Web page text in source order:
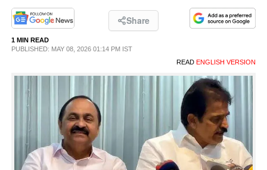
PHOTOS
LIFESTYLE
ART
Share
1 MIN READ
PUBLISHED: MAY 08, 2026 01:14 PM IST
READ ENGLISH VERSION